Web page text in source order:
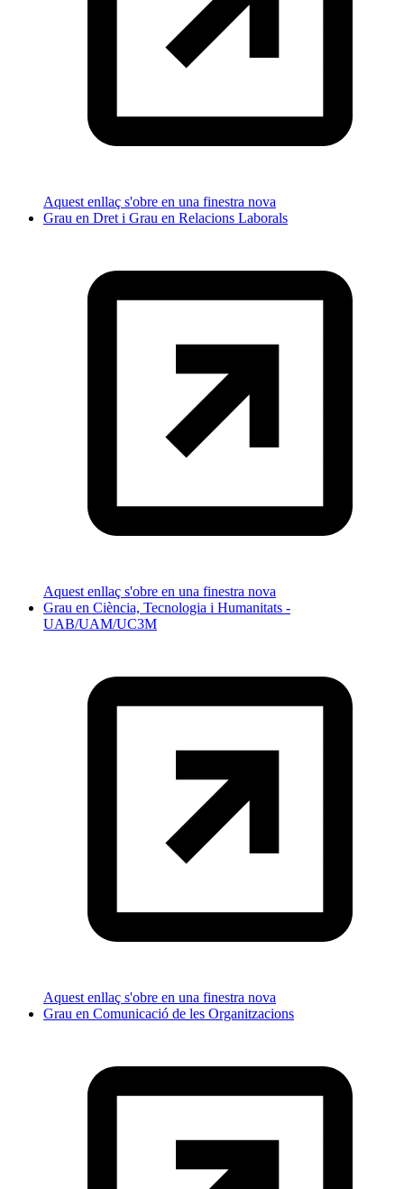
Aquest enllaç s'obre en una finestra nova
Grau en Dret i Grau en Relacions Laborals
Aquest enllaç s'obre en una finestra nova
Grau en Ciència, Tecnologia i Humanitats -
UAB/UAM/UC3M
Aquest enllaç s'obre en una finestra nova
Grau en Comunicació de les Organitzacions